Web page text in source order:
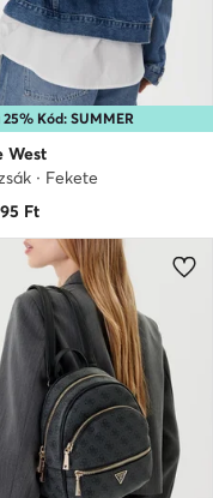
Kód: SUMMER
West
· Fekete
Ft